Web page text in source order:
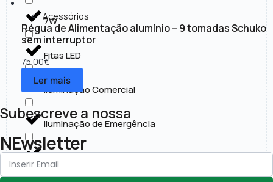
7W
Fitas LED
Iluminação Comercial
Iluminação de Emergência
Iluminação Exterior
Acessórios
Régua de Alimentação alumínio – 9 tomadas Schuko
sem interruptor
75.00€
Ler mais
Subescreve a nossa
NEwsletter